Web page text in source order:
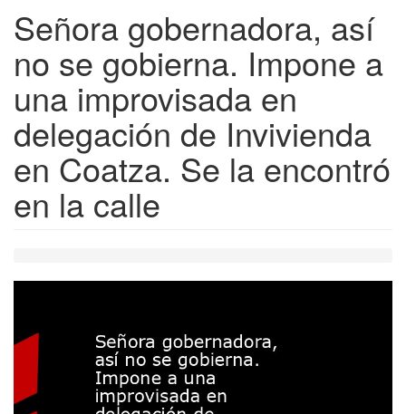
Señora gobernadora, así
no se gobierna. Impone a
una improvisada en
delegación de Invivienda
en Coatza. Se la encontró
en la calle